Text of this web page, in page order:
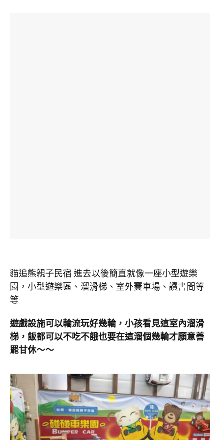
貓追熊親子民宿 進去以後簡直就像一座小型遊樂
園，小型遊樂區、溜滑梯、室外賽車場、讀書間等
等
遊戲設施可以輪流玩好幾輪，小孩看見這室內溜滑
梯，飯都可以不吃不餓也要在這溜個幾輪才願意善
罷甘休～～